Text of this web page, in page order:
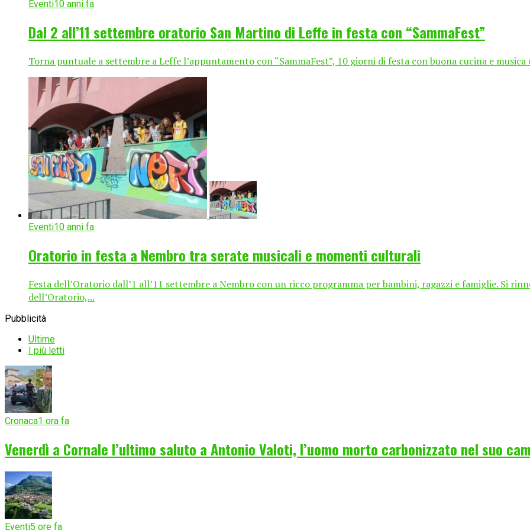
Eventi10 anni fa
Dal 2 all’11 settembre oratorio San Martino di Leffe in festa con “SammaFest”
Torna puntuale a settembre a Leffe l’appuntamento con “SammaFest”, 10 giorni di festa con buona cucina e
Eventi10 anni fa
Oratorio in festa a Nembro tra serate musicali e momenti culturali
Festa dell’Oratorio dall’1 all’11 settembre a Nembro con un ricco programma per bambini, ragazzi e famiglie. Si
dell’Oratorio,...
Pubblicità
Ultime
I più letti
Cronaca1 ora fa
Venerdì a Cornale l’ultimo saluto a Antonio Valoti, l’uomo morto carbonizzato nel suo
Eventi5 ore fa